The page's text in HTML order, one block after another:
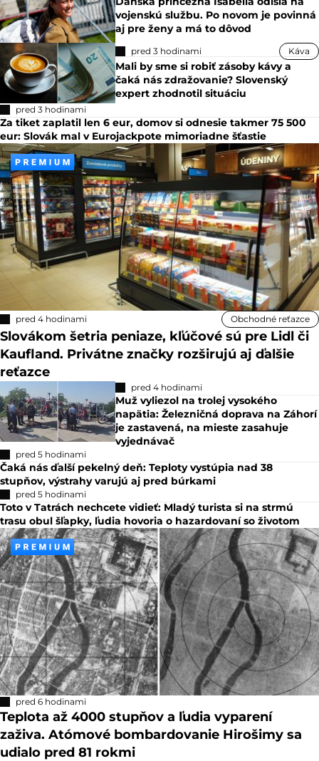
vojenskú službu. Po novom je povinná
aj pre ženy a má to dôvod
pred 3 hodinami Káva
Mali by sme si robiť zásoby kávy a
čaká nás zdražovanie? Slovenský
expert zhodnotil situáciu
pred 3 hodinami
Za tiket zaplatil len 6 eur, domov si odnesie takmer 75 500
eur: Slovák mal v Eurojackpote mimoriadne šťastie
pred 4 hodinami Obchodné reťazce
Slovákom šetria peniaze, kľúčové sú pre Lidl či
Kaufland. Privátne značky rozširujú aj ďalšie
reťazce
pred 4 hodinami
Muž vyliezol na trolej vysokého
napätia: Železničná doprava na Záhorí
je zastavená, na mieste zasahuje
vyjednávač
pred 5 hodinami
Čaká nás ďalší pekelný deň: Teploty vystúpia nad 38
stupňov, výstrahy varujú aj pred búrkami
pred 5 hodinami
Toto v Tatrách nechcete vidieť: Mladý turista si na strmú
trasu obul šľapky, ľudia hovoria o hazardovaní so životom
pred 6 hodinami
Teplota až 4000 stupňov a ľudia vyparení
zaživa. Atómové bombardovanie Hirošimy sa
udialo pred 81 rokmi